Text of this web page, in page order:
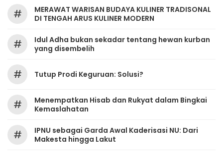
#
MERAWAT WARISAN BUDAYA KULINER TRADISONAL
DI TENGAH ARUS KULINER MODERN
#
Idul Adha bukan sekadar tentang hewan kurban
yang disembelih
# Tutup Prodi Keguruan: Solusi?
#
Menempatkan Hisab dan Rukyat dalam Bingkai
Kemaslahatan
#
IPNU sebagai Garda Awal Kaderisasi NU: Dari
Makesta hingga Lakut